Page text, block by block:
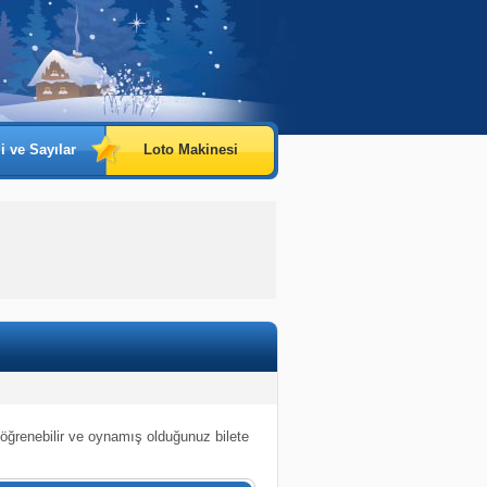
ve Sayılar Loto Makinesi
ve oynamış olduğunuz bilete